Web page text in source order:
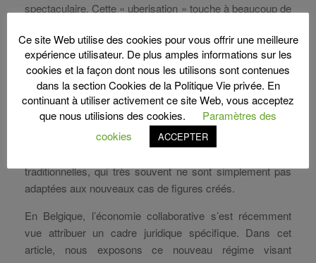
spectaculaire. Cette « uberisation » touche à beaucoup de
aurait pu imaginer il y a quelques années que des
services fournis par des particuliers pourraient
concurrencer les taxis, les restaurants, les hôtels, les
banques, etc. ?
Les business modèles innovants de l’économie
collaborative soulèvent également des questions qui
traditionnelles, qui très souvent ne sont simplement pas
adaptées aux nouveaux cas de figures créés.
En Belgique, l’économie collaborative s’est récemment
vue attribuer un cadre juridique spécifique. Dans cet
article, nous exposons ce nouveau régime visant
Ce site Web utilise des cookies pour vous offrir une meilleure
expérience utilisateur. De plus amples informations sur les
cookies et la façon dont nous les utilisons sont contenues
dans la section Cookies de la Politique Vie privée. En
continuant à utiliser activement ce site Web, vous acceptez
que nous utilisions des cookies.
Paramètres des
cookies
ACCEPTER